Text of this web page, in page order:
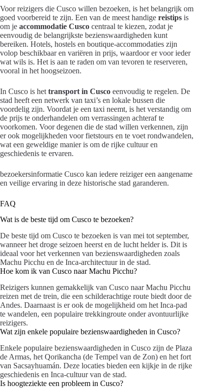
Voor reizigers die Cusco willen bezoeken, is het belangrijk om
goed voorbereid te zijn. Een van de meest handige reistips is
om je accommodatie Cusco centraal te kiezen, zodat je
eenvoudig de belangrijkste bezienswaardigheden kunt
bereiken. Hotels, hostels en boutique-accommodaties zijn
volop beschikbaar en variëren in prijs, waardoor er voor ieder
wat wils is. Het is aan te raden om van tevoren te reserveren,
vooral in het hoogseizoen.
In Cusco is het transport in Cusco eenvoudig te regelen. De
stad heeft een netwerk van taxi’s en lokale bussen die
voordelig zijn. Voordat je een taxi neemt, is het verstandig om
de prijs te onderhandelen om verrassingen achteraf te
voorkomen. Voor degenen die de stad willen verkennen, zijn
er ook mogelijkheden voor fietstours en te voet rondwandelen,
wat een geweldige manier is om de rijke cultuur en
geschiedenis te ervaren.
bezoekersinformatie Cusco kan iedere reiziger een aangename
en veilige ervaring in deze historische stad garanderen.
FAQ
Wat is de beste tijd om Cusco te bezoeken?
De beste tijd om Cusco te bezoeken is van mei tot september,
wanneer het droge seizoen heerst en de lucht helder is. Dit is
ideaal voor het verkennen van bezienswaardigheden zoals
Machu Picchu en de Inca-architectuur in de stad.
Hoe kom ik van Cusco naar Machu Picchu?
Reizigers kunnen gemakkelijk van Cusco naar Machu Picchu
reizen met de trein, die een schilderachtige route biedt door de
Andes. Daarnaast is er ook de mogelijkheid om het Inca-pad
te wandelen, een populaire trekkingroute onder avontuurlijke
reizigers.
Wat zijn enkele populaire bezienswaardigheden in Cusco?
Enkele populaire bezienswaardigheden in Cusco zijn de Plaza
de Armas, het Qorikancha (de Tempel van de Zon) en het fort
van Sacsayhuamán. Deze locaties bieden een kijkje in de rijke
geschiedenis en Inca-cultuur van de stad.
Is hoogteziekte een probleem in Cusco?